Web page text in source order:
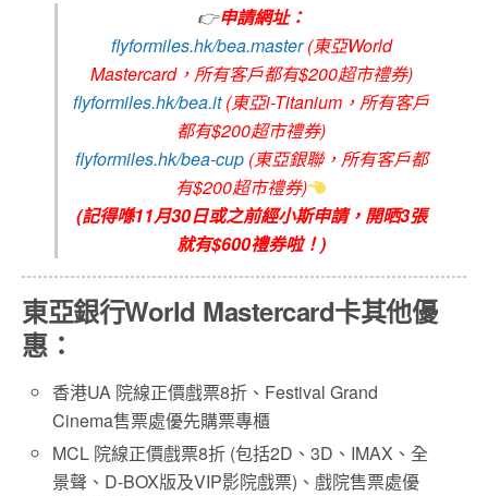
👉申請網址：
flyformiles.hk/bea.master(東亞World
Mastercard，所有客戶都有$200超市禮券)
flyformiles.hk/bea.it(東亞i-Titanium，所有客戶
都有$200超市禮券)
flyformiles.hk/bea-cup(東亞銀聯，所有客戶都
有$200超市禮券)
(記得喺11月30日或之前經小斯申請，開晒3張
就有$600禮券啦！)
東亞銀行World Mastercard卡其他優
惠：
香港UA 院線正價戲票8折、Festival Grand
Cinema售票處優先購票專櫃
MCL 院線正價戲票8折 (包括2D、3D、IMAX、全
景聲、D-BOX版及VIP影院戲票)、戲院售票處優